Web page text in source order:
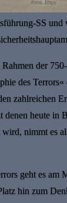
SS und
der
des
zahlreichen
denen heute in
nimmt es
geht es am
hin zum